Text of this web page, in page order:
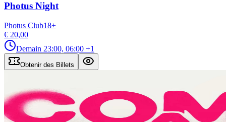
Photus Night
Photus Club18+
€ 20,00
Demain 23:00, 06:00 +1
Obtenir des Billets